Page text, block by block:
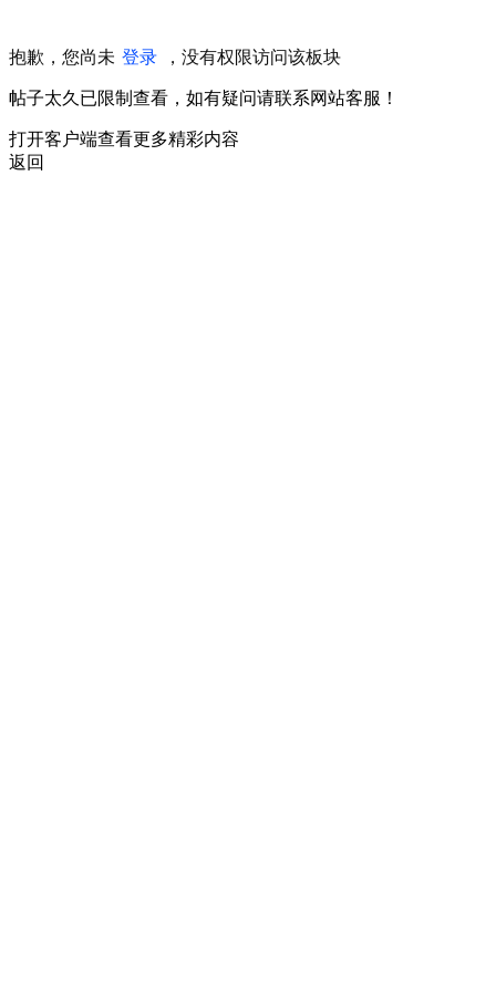
抱歉，您尚未 登录 ，没有权限访问该板块
帖子太久已限制查看，如有疑问请联系网站客服！
打开客户端查看更多精彩内容
返回